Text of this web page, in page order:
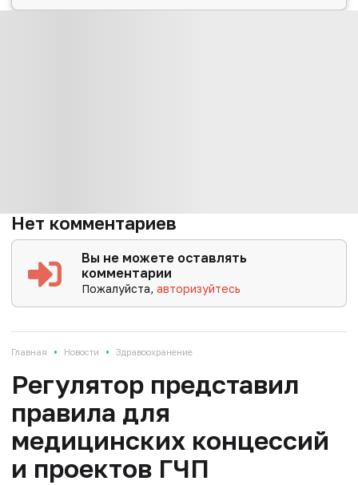
Нет комментариев
Вы не можете оставлять
комментарии
Пожалуйста,авторизуйтесь
Главная • Новости • Здравоохранение
Регулятор представил
правила для
медицинских концессий
и проектов ГЧП